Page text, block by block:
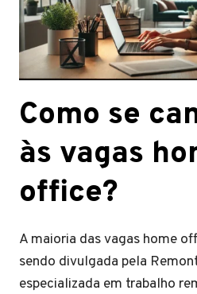
Como se
às vagas
office?
A maioria das vagas home
sendo divulgada pela
especializada em trabalho